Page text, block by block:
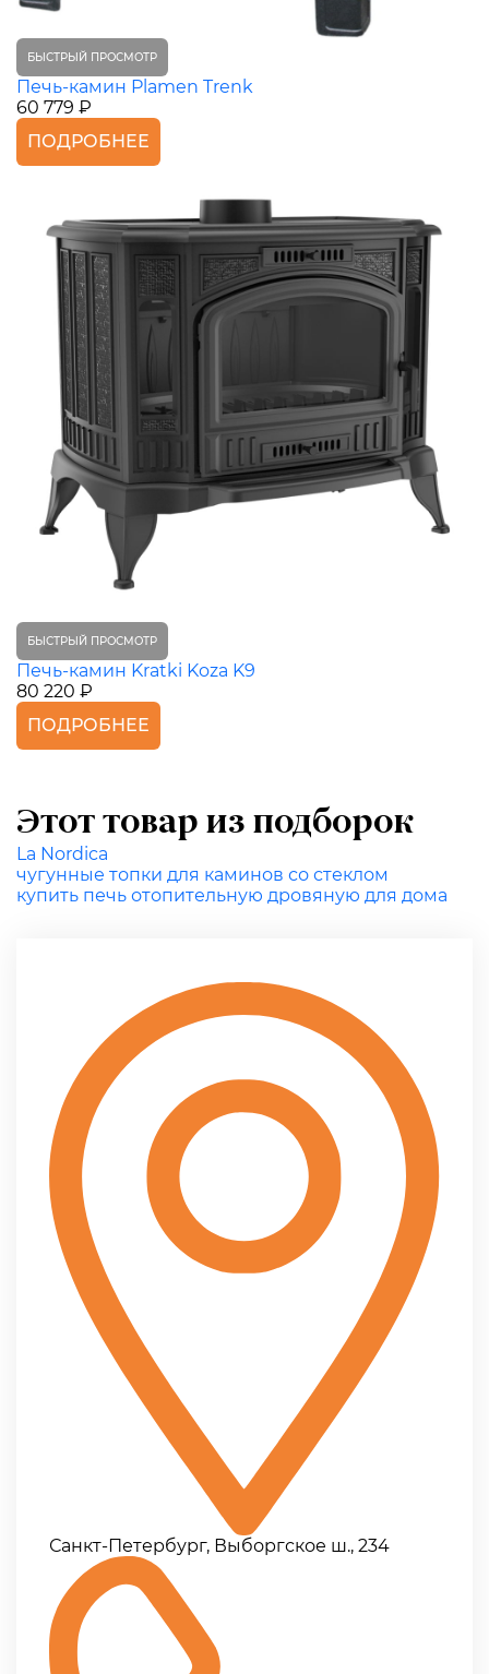
БЫСТРЫЙ ПРОСМОТР
Печь-камин Plamen Trenk
60 779 ₽
ПОДРОБНЕЕ
БЫСТРЫЙ ПРОСМОТР
Печь-камин Kratki Koza K9
80 220 ₽
ПОДРОБНЕЕ
Этот товар из подборок
La Nordica
чугунные топки для каминов со стеклом
купить печь отопительную дровяную для дома
Санкт-Петербург, Выборгское ш., 234